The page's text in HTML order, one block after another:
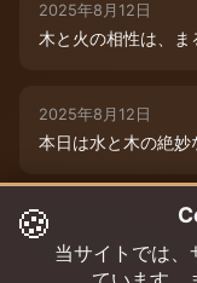
2025年8月12日
木と火の相性は、
2025年8月12日
本日は水と木の絶
2025年8月12日
本日は、燃えるよ
🍪
当サイトでは